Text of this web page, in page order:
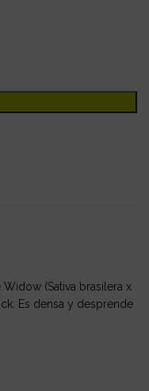
(Sativa brasilera x
Es densa y desprende